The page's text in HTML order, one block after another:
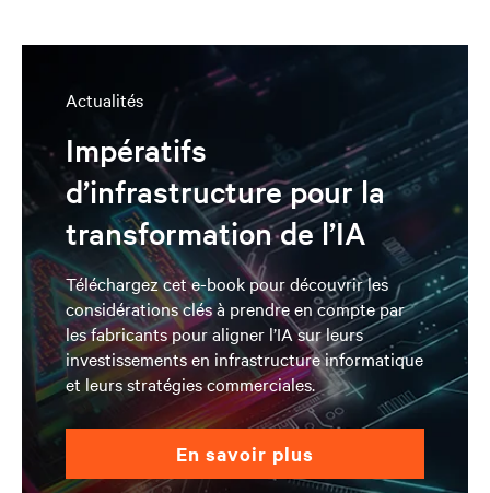
Actualités
Impératifs
d’infrastructure pour la
transformation de l’IA
Téléchargez cet e-book pour découvrir les
considérations clés à prendre en compte par
les fabricants pour aligner l’IA sur leurs
investissements en infrastructure informatique
et leurs stratégies commerciales.
en savoir plus